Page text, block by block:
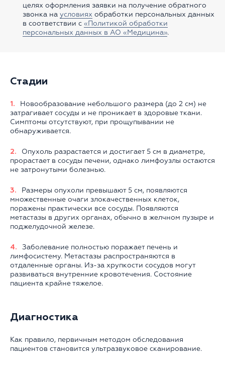
целях оформления заявки на получение обратного
звонка на условиях обработки персональных данных
в соответствии с «Политикой обработки
персональных данных в АО «Медицина».
Стадии
Новообразование небольшого размера (до 2 см) не
затрагивает сосуды и не проникает в здоровые ткани.
Симптомы отсутствуют, при прощупывании не
обнаруживается.
Опухоль разрастается и достигает 5 см в диаметре,
прорастает в сосуды печени, однако лимфоузлы остаются
не затронутыми болезнью.
Размеры опухоли превышают 5 см, появляются
множественные очаги злокачественных клеток,
поражены практически все сосуды. Появляются
метастазы в других органах, обычно в желчном пузыре и
поджелудочной железе.
Заболевание полностью поражает печень и
лимфосистему. Метастазы распространяются в
отдаленные органы. Из-за хрупкости сосудов могут
развиваться внутренние кровотечения. Состояние
пациента крайне тяжелое.
Диагностика
Как правило, первичным методом обследования
пациентов становится ультразвуковое сканирование.